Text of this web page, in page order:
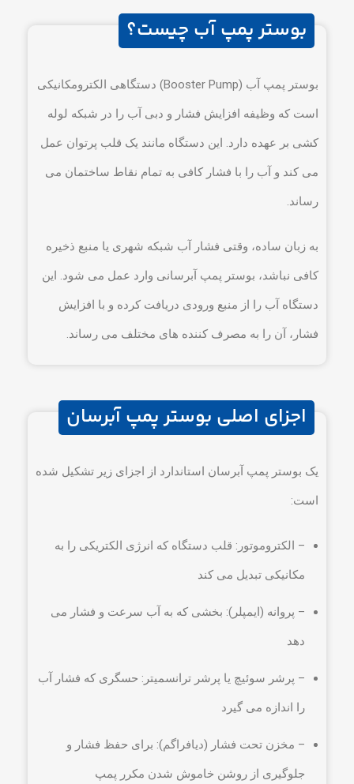
بوستر پمپ آب چیست؟
بوستر پمپ آب (Booster Pump) دستگاهی الکترومکانیکی
است که وظیفه افزایش فشار و دبی آب را در شبکه لوله
کشی بر عهده دارد. این دستگاه مانند یک قلب پرتوان عمل
می کند و آب را با فشار کافی به تمام نقاط ساختمان می
رساند.
به زبان ساده، وقتی فشار آب شبکه شهری یا منبع ذخیره
کافی نباشد، بوستر پمپ آبرسانی وارد عمل می شود. این
دستگاه آب را از منبع ورودی دریافت کرده و با افزایش
فشار، آن را به مصرف کننده های مختلف می رساند.
اجزای اصلی بوستر پمپ آبرسان
یک بوستر پمپ آبرسان استاندارد از اجزای زیر تشکیل شده
است:
– الکتروموتور: قلب دستگاه که انرژی الکتریکی را به
مکانیکی تبدیل می کند
– پروانه (ایمپلر): بخشی که به آب سرعت و فشار می
دهد
– پرشر سوئیچ یا پرشر ترانسمیتر: حسگری که فشار آب
را اندازه می گیرد
– مخزن تحت فشار (دیافراگم): برای حفظ فشار و
جلوگیری از روشن خاموش شدن مکرر پمپ